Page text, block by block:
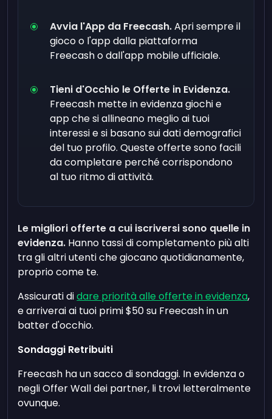
Avvia l'App da Freecash.Apri sempre il
gioco o l'app dalla piattaforma
Freecash o dall'app mobile ufficiale.
Tieni d'Occhio le Offerte in Evidenza.
Freecash mette in evidenza giochi e
app che si allineano meglio ai tuoi
interessi e si basano sui dati demografici
del tuo profilo. Queste offerte sono facili
da completare perché corrispondono
al tuo ritmo di attività.
Le migliori offerte a cui iscriversi sono quelle in
evidenza. Hanno tassi di completamento più alti
tra gli altri utenti che giocano quotidianamente,
proprio come te.
Assicurati didare priorità alle offerte in evidenza,
e arriverai ai tuoi primi $50 su Freecash in un
batter d'occhio.
Sondaggi Retribuiti
Freecash ha un sacco di sondaggi. In evidenza o
negli Offer Wall dei partner, li trovi letteralmente
ovunque.